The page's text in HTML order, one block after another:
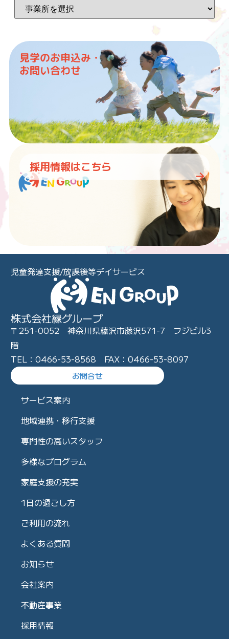
見学のお申込み・
お問い合わせ
採用情報はこちら
児童発達支援/放課後等デイサービス
株式会社縁グループ
〒251-0052 神奈川県藤沢市藤沢571-7 フジビル3
階
TEL：0466-53-8568 FAX：0466-53-8097
お問合せ
サービス案内
地域連携・移行支援
専門性の高いスタッフ
多様なプログラム
家庭支援の充実
1日の過ごし方
ご利用の流れ
よくある質問
お知らせ
会社案内
不動産事業
採用情報